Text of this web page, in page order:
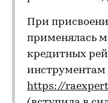
При
применялась
кредитных
инструментам
https://